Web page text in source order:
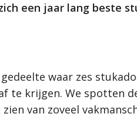
een jaar lang beste
waar zes
te krijgen. We spotten
van zoveel